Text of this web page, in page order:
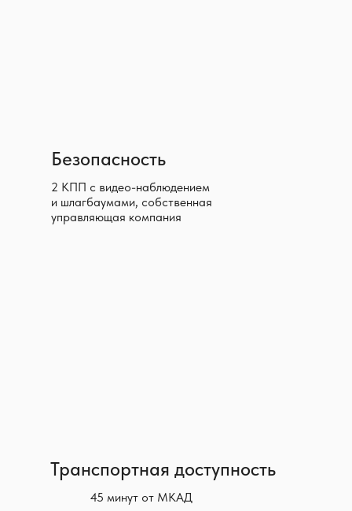
2 КПП с видео-наблюдением
и шлагбаумами, собственная
управляющая компания
Безопасность
45 минут от МКАД
Транспортная доступность